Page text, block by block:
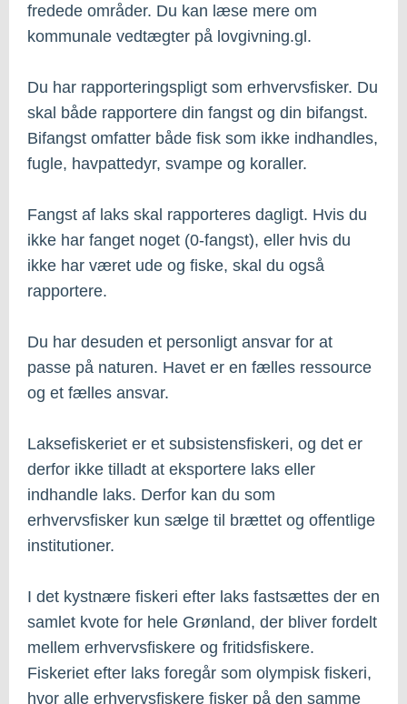
fredede områder. Du kan læse mere om
kommunale vedtægter på lovgivning.gl.
Du har rapporteringspligt som erhvervsfisker. Du
skal både rapportere din fangst og din bifangst.
Bifangst omfatter både fisk som ikke indhandles,
fugle, havpattedyr, svampe og koraller.
Fangst af laks skal rapporteres dagligt. Hvis du
ikke har fanget noget (0-fangst), eller hvis du
ikke har været ude og fiske, skal du også
rapportere.
Du har desuden et personligt ansvar for at
passe på naturen. Havet er en fælles ressource
og et fælles ansvar.
Laksefiskeriet er et subsistensfiskeri, og det er
derfor ikke tilladt at eksportere laks eller
indhandle laks. Derfor kan du som
erhvervsfisker kun sælge til brættet og offentlige
institutioner.
I det kystnære fiskeri efter laks fastsættes der en
samlet kvote for hele Grønland, der bliver fordelt
mellem erhvervsfiskere og fritidsfiskere.
Fiskeriet efter laks foregår som olympisk fiskeri,
hvor alle erhvervsfiskere fisker på den samme